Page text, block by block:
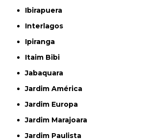
Ibirapuera
Interlagos
Ipiranga
Itaim Bibi
Jabaquara
Jardim América
Jardim Europa
Jardim Marajoara
Jardim Paulista